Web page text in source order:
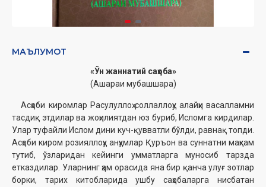
МАЪЛУМОТ
«Ўн жаннатий саҳоба»
(Ашараи мубашшара)
Асҳоби киромлар Расулуллоҳ соллаллоҳу алайҳи васалламни
тасдиқ этдилар ва жоҳилиятдан юз буриб, Исломга кирдилар.
Улар туфайли Ислом дини куч-қувватли бўлди, равнақ топди.
Асҳоби киром розияллоҳу анҳумлар Қуръон ва суннатни маҳкам
тутиб, ўзларидан кейинги умматларга муносиб тарзда
етказдилар. Уларнинг ҳам орасида яна бир қанча улуғ зотлар
борки, тарих китобларида ушбу саҳобаларга нисбатан